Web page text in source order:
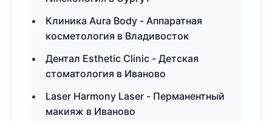
Клиника Aura Body - Аппаратная
косметология в Владивосток
Дентал Esthetic Clinic - Детская
стоматология в Иваново
Laser Harmony Laser - Перманентный
макияж в Иваново